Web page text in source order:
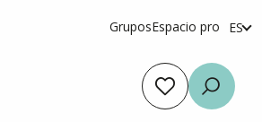
GruposEspacio pro ES
en